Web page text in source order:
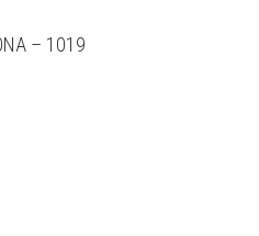
– 1019